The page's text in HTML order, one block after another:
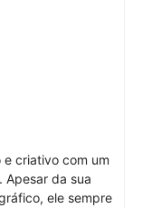
e criativo com um
Apesar da sua
ele sempre